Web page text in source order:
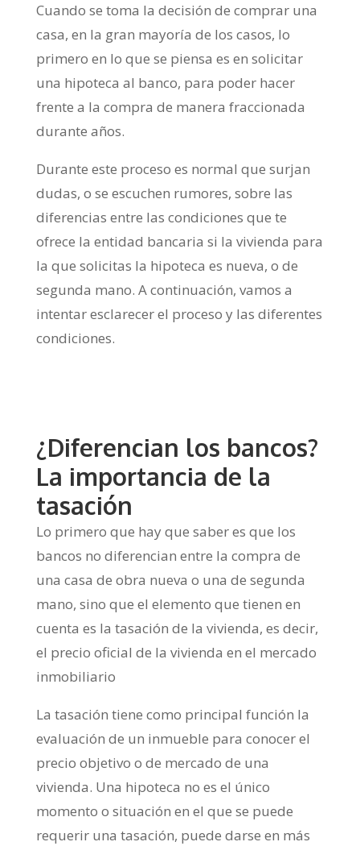
Cuando se toma la decisión de comprar una
casa, en la gran mayoría de los casos, lo
primero en lo que se piensa es en solicitar
una hipoteca al banco, para poder hacer
frente a la compra de manera fraccionada
durante años.
Durante este proceso es normal que surjan
dudas, o se escuchen rumores, sobre las
diferencias entre las condiciones que te
ofrece la entidad bancaria si la vivienda para
la que solicitas la hipoteca es nueva, o de
segunda mano. A continuación, vamos a
intentar esclarecer el proceso y las diferentes
condiciones.
¿Diferencian los bancos?
La importancia de la
tasación
Lo primero que hay que saber es que los
bancos no diferencian entre la compra de
una casa de obra nueva o una de segunda
mano, sino que el elemento que tienen en
cuenta es la tasación de la vivienda, es decir,
el precio oficial de la vivienda en el mercado
inmobiliario
La tasación tiene como principal función la
evaluación de un inmueble para conocer el
precio objetivo o de mercado de una
vivienda. Una hipoteca no es el único
momento o situación en el que se puede
requerir una tasación, puede darse en más